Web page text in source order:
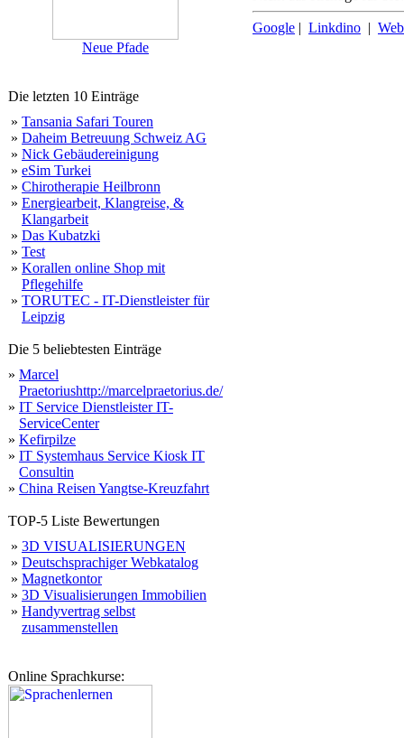
Neue Pfade
Die letzten 10 Einträge
» Tansania Safari Touren
» Daheim Betreuung Schweiz AG
» Nick Gebäudereinigung
» eSim Turkei
» Chirotherapie Heilbronn
» Energiearbeit, Klangreise, &
Klangarbeit
» Das Kubatzki
» Test
» Korallen online Shop mit
Pflegehilfe
» TORUTEC - IT-Dienstleister für
Leipzig
Die 5 beliebtesten Einträge
» Marcel
Praetoriushttp://marcelpraetorius.de/
» IT Service Dienstleister IT-
ServiceCenter
» Kefirpilze
» IT Systemhaus Service Kiosk IT
Consultin
» China Reisen Yangtse-Kreuzfahrt
TOP-5 Liste Bewertungen
» 3D VISUALISIERUNGEN
» Deutschsprachiger Webkatalog
» Magnetkontor
» 3D Visualisierungen Immobilien
» Handyvertrag selbst
zusammenstellen
Online Sprachkurse:
Google | Linkdino | Web